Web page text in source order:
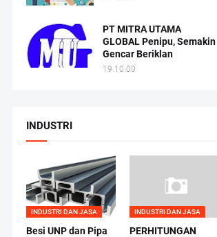
PT MITRA UTAMA
GLOBAL Penipu, Semakin
Gencar Beriklan
19.10.00
INDUSTRI
INDUSTRI DAN JASA
Besi UNP dan Pipa
INDUSTRI DAN JASA
PERHITUNGAN